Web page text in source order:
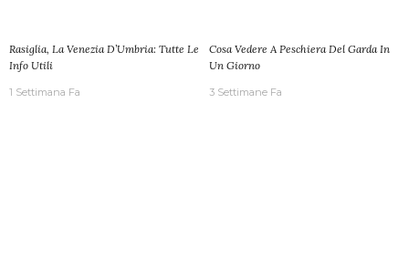
Rasiglia, La Venezia D’Umbria: Tutte Le
Info Utili
1 Settimana Fa
Cosa Vedere A Peschiera Del Garda In
Un Giorno
3 Settimane Fa